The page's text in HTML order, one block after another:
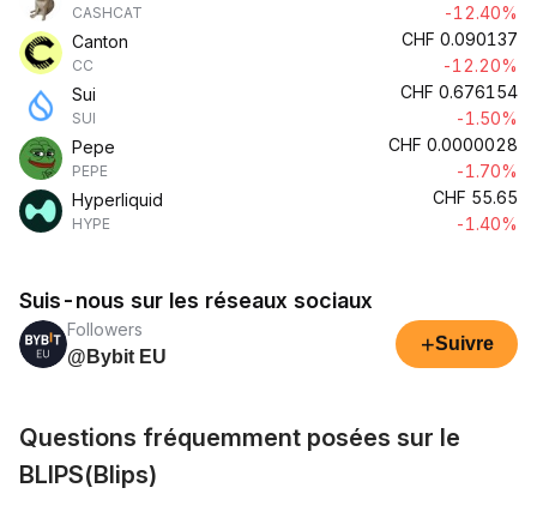
CASHCAT
-12.40%
Canton
CC
CHF 0.090137
-12.20%
Sui
SUI
CHF 0.676154
-1.50%
Pepe
PEPE
CHF 0.0000028
-1.70%
Hyperliquid
HYPE
CHF 55.65
-1.40%
Suis-nous sur les réseaux sociaux
Followers
@Bybit EU
+Suivre
Questions fréquemment posées sur le
BLIPS(Blips)